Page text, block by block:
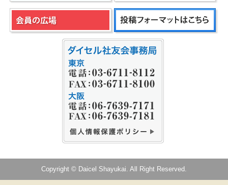
Copyright © Daicel Shayukai. All Right Reserved.